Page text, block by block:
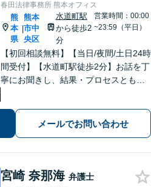
春田法律事務所 熊本オフィス
熊
本
県
|
熊本
市中
央区
水道町駅
から徒歩2
分
営業時間：00:00
~23:59（平日）
【初回相談無料】【当日/夜間/土日24時
間受付】【水道町駅徒歩2分】お話を丁
寧にお聞きし、結果・プロセスともに
メールでお問い合わせ
宮崎 奈那海 弁護士